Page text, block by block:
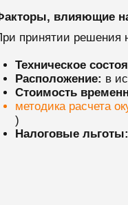
влияющие
принятии решения
Техническое
Расположение: в
Стоимость
методика расчета
)
Налоговые льготы: